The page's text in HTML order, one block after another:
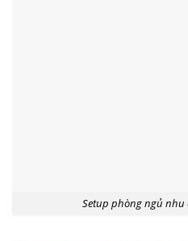
Setup phòng ngủ